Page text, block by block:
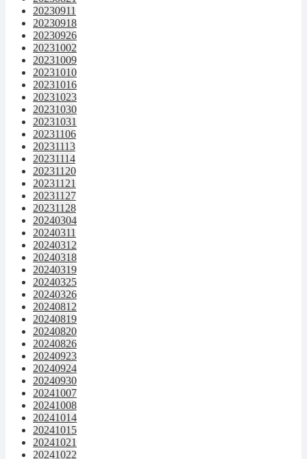
20230911
20230918
20230926
20231002
20231009
20231010
20231016
20231023
20231030
20231031
20231106
20231113
20231114
20231120
20231121
20231127
20231128
20240304
20240311
20240312
20240318
20240319
20240325
20240326
20240812
20240819
20240820
20240826
20240923
20240924
20240930
20241007
20241008
20241014
20241015
20241021
20241022